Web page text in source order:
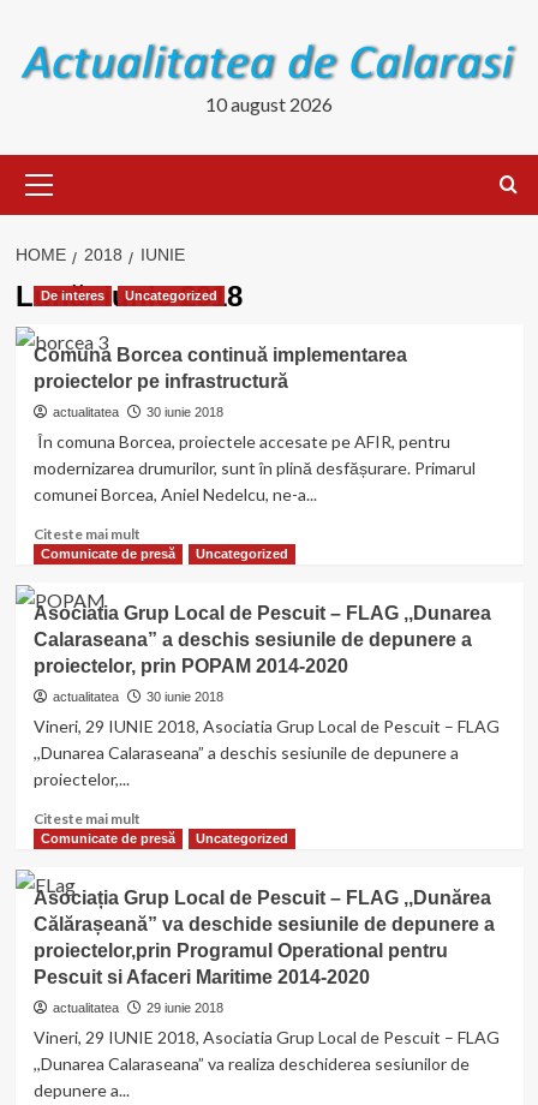
content
10 august 2026
Menu
HOME 2018 IUNIE
Lună:iunie 2018
De interes Uncategorized
Comuna Borcea continuă implementarea
proiectelor pe infrastructură
actualitatea 30 iunie 2018
În comuna Borcea, proiectele accesate pe AFIR, pentru
modernizarea drumurilor, sunt în plină desfășurare. Primarul
comunei Borcea, Aniel Nedelcu, ne-a...
Citeste mai multRead
more
Borcea
continuă
implementarea
proiectelor
infrastructură
Comunicate de presă Uncategorized
Asociatia Grup Local de Pescuit – FLAG ,,Dunarea
Calaraseana” a deschis sesiunile de depunere a
proiectelor, prin POPAM 2014-2020
actualitatea 30 iunie 2018
Vineri, 29 IUNIE 2018, Asociatia Grup Local de Pescuit – FLAG
,,Dunarea Calaraseana” a deschis sesiunile de depunere a
proiectelor,...
Citeste mai multRead
more
Grup
Local
de
Pescuit
–
,,Dunarea
Calaraseana”
Comunicate de presă Uncategorized
Asociația Grup Local de Pescuit – FLAG ,,Dunărea
Călărașeană” va deschide sesiunile de depunere a
proiectelor,prin Programul Operational pentru
Pescuit si Afaceri Maritime 2014-2020
actualitatea 29 iunie 2018
Vineri, 29 IUNIE 2018, Asociatia Grup Local de Pescuit – FLAG
,,Dunarea Calaraseana” va realiza deschiderea sesiunilor de
depunere a...